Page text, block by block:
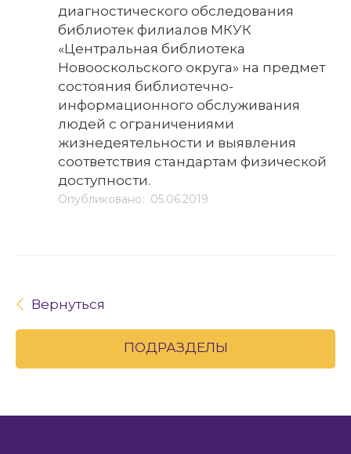
диагностического обследования
библиотек филиалов МКУК
«Центральная библиотека
Новооскольского округа» на предмет
состояния библиотечно-
информационного обслуживания
людей с ограничениями
жизнедеятельности и выявления
соответствия стандартам физической
доступности.
Опубликовано: 05.06.2019
Вернуться
ПОДРАЗДЕЛЫ